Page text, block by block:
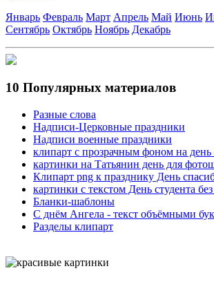
Январь Февраль Март Апрель Май Июнь
Сентябрь Октябрь Ноябрь Декабрь
10 Популярных материалов
Разные слова
Надписи-Церковные праздники
Надписи военные праздники
клипарт с прозрачным фоном на день
картинки на Татьянин день для
Клипарт png к празднику День
картинки с текстом День студента
Бланки-шаблоны
С днём Ангела - текст объёмными
Разделы клипарт